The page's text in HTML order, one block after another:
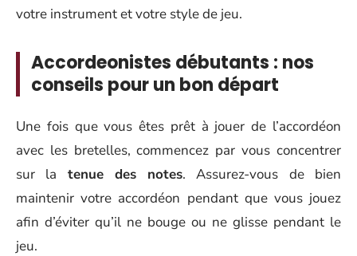
votre instrument et votre style de jeu.
Accordeonistes débutants : nos
conseils pour un bon départ
Une fois que vous êtes prêt à jouer de l’accordéon
avec les bretelles, commencez par vous concentrer
sur la tenue des notes. Assurez-vous de bien
maintenir votre accordéon pendant que vous jouez
afin d’éviter qu’il ne bouge ou ne glisse pendant le
jeu.